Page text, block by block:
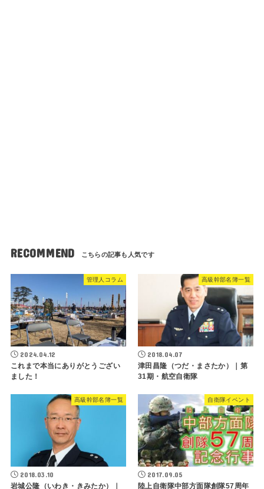
RECOMMEND
管理人コラム
2024.04.12
これまで本当にありがとうござい
ました！
高級幹部名簿一覧
2018.04.07
津田昌隆（つだ・まさたか）｜第
31期・航空自衛隊
高級幹部名簿一覧
2018.03.10
岩城公隆（いわき・きみたか）｜
自衛隊イベント
2017.09.05
陸上自衛隊中部方面隊創隊57周年